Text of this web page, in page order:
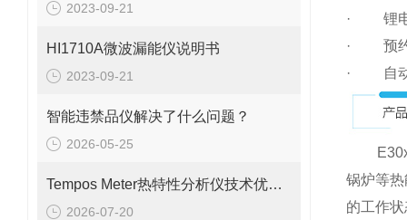
2023-09-21
HI1710A微波漏能仪说明书
2023-09-21
智能违禁品仪解决了什么问题？
2026-05-25
Tempos Meter热特性分析仪技术优势：快速、无损与广泛适用性
2026-07-20
· 锂电
· 预约
· 自动
E30x
锅炉等
的工作